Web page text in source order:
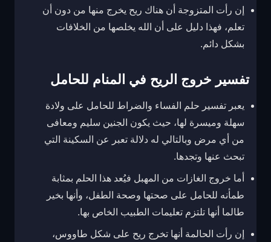
إن رأت المتزوجة أن هناك ريح يخرج منها من دون أن
تعلم، فهذا دليل على أن الله يخلصها من الخلافات
بشكل دائم.
تفسير خروج الريح في المنام للحامل
يعبر تفسير حلم الفساء والضراط للحامل على ولادة
سهلة وميسرة لها، حيث يكون الجنين سليم ومعافى
من أي مرض وبالتالي له دلالة تعبر عن السكينة التي
تبحث عنها وتجدها.
أما خروج الغازات من المهبل فيُعد هذا الحلم بمثابة
طمأنه للحامل على صحتها وصحة الطفل، وأنها بخير
طالما أنها تلتزم تعليمات الطبيب الخاص بها.
إن رأت الحالمة أنها تخرج ريح على شكل طاووس،